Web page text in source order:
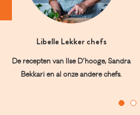
Libelle Lekker chefs
De recepten van Ilse D’hooge, Sandra
Bekkari en al onze andere chefs.